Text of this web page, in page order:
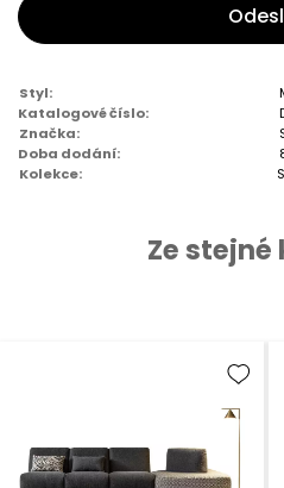
Styl:
Katalogové číslo:
Značka:
Doba dodání:
Kolekce:
Ze stejné